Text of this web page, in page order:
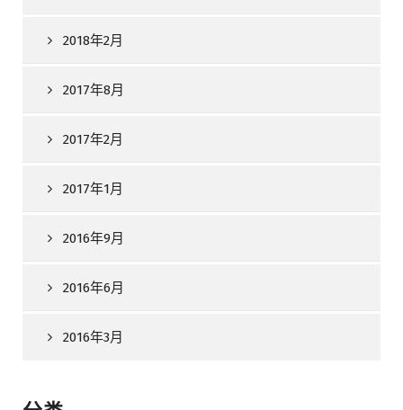
2018年2月
2017年8月
2017年2月
2017年1月
2016年9月
2016年6月
2016年3月